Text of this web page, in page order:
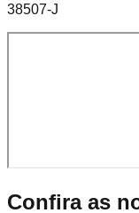
38507-J
Confira as